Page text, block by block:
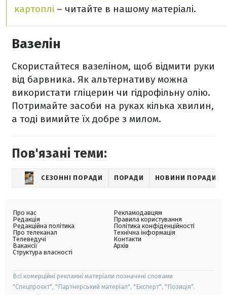
картоплі – читайте в нашому матеріалі.
Вазелін
Скористайтеся вазеліном, щоб відмити руки
від барвника. Як альтернативу можна
використати гліцерин чи гідрофільну олію.
Потримайте засоби на руках кілька хвилин,
а тоді вимийте їх добре з милом.
Пов'язані теми:
СЕЗОННІ ПОРАДИ ПОРАДИ НОВИНИ ПОРАДИ
Про нас
Редакція
Редакційна політика
Про телеканал
Телеведучі
Вакансії
Структура власності
Рекламодавцям
Правила користування
Політика конфіденційності
Технічна інформація
Контакти
Архів
Всі комерційні рекламні матеріали позначені словами
"Спецпроєкт", "Партнерський матеріал", "Експерт", "Позиція".